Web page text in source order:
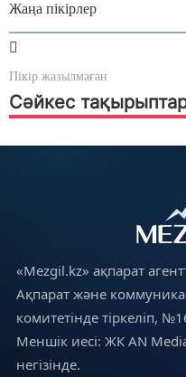
Жаңа пікірлер
Пікір жазылмаған
Сәйкес
«Mezgil.kz» ақпарат
Ақпарат және
комитетінде тіркеліп,
Меншік иесі: ЖК AN
негізінде.